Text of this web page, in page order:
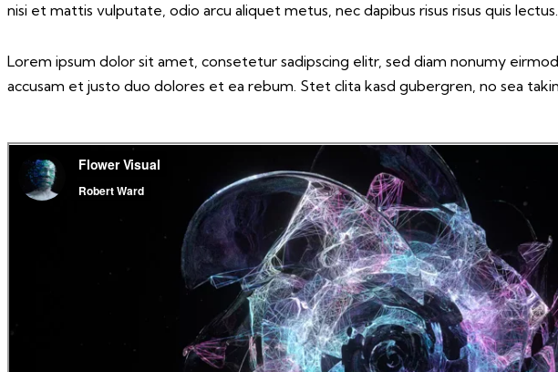
nisi et mattis vulputate, odio arcu aliquet metus, nec dapibus risus risus quis lectus.
Lorem ipsum dolor sit amet, consetetur sadipscing elitr, sed diam nonumy
accusam et justo duo dolores et ea rebum. Stet clita kasd gubergren, no sea